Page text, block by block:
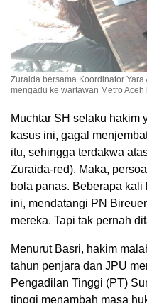
Zuraida bersama Koordinator
mengadu ke wartawan Metro
Muchtar SH selaku hakim
kasus ini, gagal
itu, sehingga terdakwa
Zuraida-red). Maka,
bola panas. Beberapa
ini, mendatangi PN
mereka. Tapi tak pernah
Menurut Basri, hakim
tahun penjara dan JPU
Pengadilan Tinggi (PT)
tinggi menambah masa